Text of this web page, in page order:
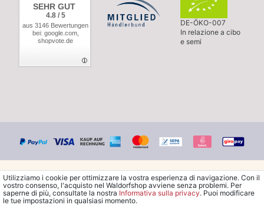
SEHR GUT
4.8 / 5
aus 3146 Bewertungen
bei: google.com,
shopvote.de
DE-ÖKO-007
In relazione a cibo
e semi
Utilizziamo i cookie per ottimizzare la vostra esperienza di navigazione. Con il
vostro consenso, l'acquisto nel Waldorfshop avviene senza problemi. Per
saperne di più, consultate la nostra Informativa sulla privacy. Puoi modificare
le tue impostazioni in qualsiasi momento.